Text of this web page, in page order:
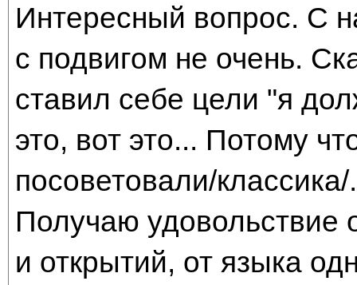
Интересный вопрос. С
с подвигом не очень.
ставил себе цели "я
это, вот это... Потому
посоветовали/
Получаю удовольствие
и открытий, от языка